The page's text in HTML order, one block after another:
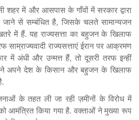
शहर में और आसपास के गाँवों में सरकार द्वारा
जाने से सम्बंधित है, जिसके चलते सामान्यजन
में हैं. यह राज्यसत्ता का बहुजन के खिलाफ
राज्यसत्ताएं ईरान पर आक्रमण
में अंधी और उन्मत्त हैं, तो दूसरी तरफ इन्हीं
ने अपने देश के किसान और बहुजन के खिलाफ
के तहत ली जा रही ज़मीनों के विरोध में
आमंत्रित किया गया है. वक्ताओं ने मुख्या रूप